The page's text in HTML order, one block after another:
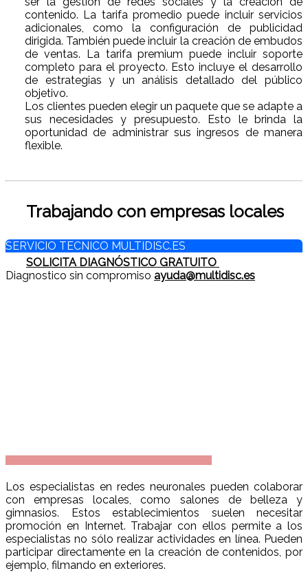
contenido. La tarifa promedio puede incluir servicios
adicionales, como la configuración de publicidad
dirigida. También puede incluir la creación de embudos
de ventas. La tarifa premium puede incluir soporte
completo para el proyecto. Esto incluye el desarrollo
de estrategias y un análisis detallado del público
objetivo.
Los clientes pueden elegir un paquete que se adapte a
sus necesidades y presupuesto. Esto le brinda la
oportunidad de administrar sus ingresos de manera
flexible.
Trabajando con empresas locales
SERVICIO TECNICO MULTIDISC.ES
SOLICITA DIAGNÓSTICO GRATUITO
Diagnostico sin compromiso ayuda@multidisc.es
Los especialistas en redes neuronales pueden colaborar
con empresas locales, como salones de belleza y
gimnasios. Estos establecimientos suelen necesitar
promoción en Internet. Trabajar con ellos permite a los
especialistas no sólo realizar actividades en línea. Pueden
participar directamente en la creación de contenidos, por
ejemplo, filmando en exteriores.